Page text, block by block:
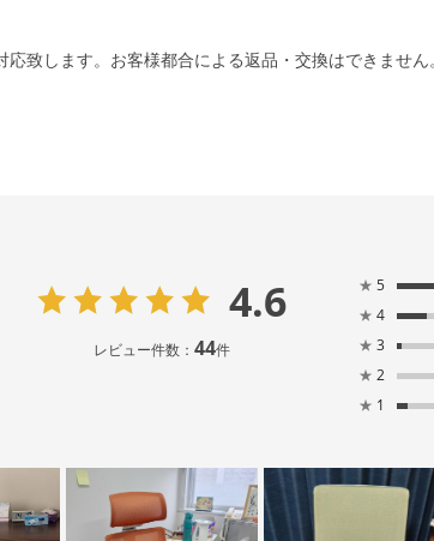
致します。お客様都合による返品・交換はできません
4.6
レビュー件数： 44件
★ 5
★ 4
★ 3
★ 2
★ 1